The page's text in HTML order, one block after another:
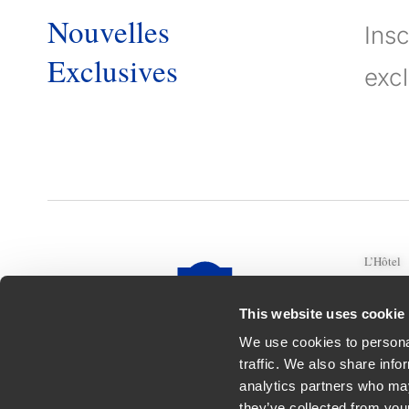
This website uses cookie
We use cookies to
traffic. We also share
analytics partners who
Nouvelles
Exclusives
L’Hôtel
Douro
Hôtel
Contacts